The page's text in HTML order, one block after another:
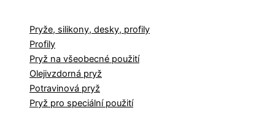
Pryže, silikony, desky, profily
Profily
Pryž na všeobecné použití
Olejivzdorná pryž
Potravinová pryž
Pryž pro speciální použití